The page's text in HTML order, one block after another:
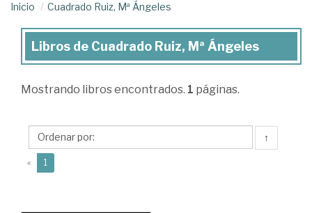
Inicio Cuadrado Ruiz, Mª Ángeles
Libros
Cuadrado
Mª
Ángeles
Libros de Cuadrado Ruiz, Mª Ángeles
Mostrando libros encontrados. 1 páginas.
↑
« 1